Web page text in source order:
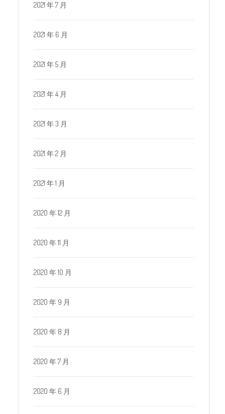
2021 年 7 月
2021 年 6 月
2021 年 5 月
2021 年 4 月
2021 年 3 月
2021 年 2 月
2021 年 1 月
2020 年 12 月
2020 年 11 月
2020 年 10 月
2020 年 9 月
2020 年 8 月
2020 年 7 月
2020 年 6 月